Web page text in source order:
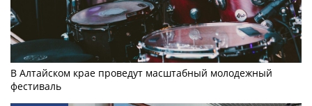
В Алтайском крае проведут масштабный молодежный
фестиваль